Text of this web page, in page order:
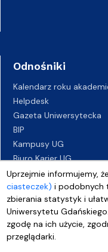
Uprzejmie informujemy,
ciasteczek) i podobnych
zbierania statystyk i
Uniwersytetu
zgodę na ich użycie,
przeglądarki.
Odnośniki
Kalendarz roku
Helpdesk
Gazeta Uniwersytecka
BIP
Kampusy UG
Biuro Karier UG
Oferty pracy
Deklaracja dostępności